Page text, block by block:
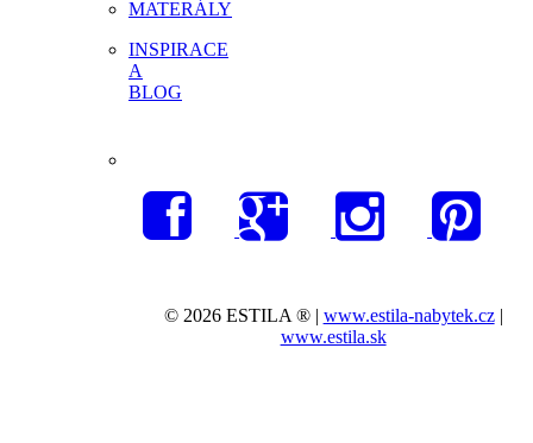
MATERÁLY
INSPIRACE
A
BLOG
© 2026 ESTILA ® | www.estila-nabytek.cz|
www.estila.sk